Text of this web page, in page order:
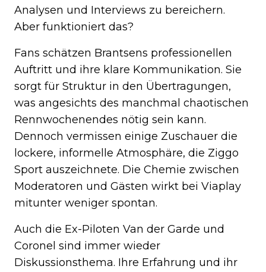
Analysen und Interviews zu bereichern.
Aber funktioniert das?
Fans schätzen Brantsens professionellen
Auftritt und ihre klare Kommunikation. Sie
sorgt für Struktur in den Übertragungen,
was angesichts des manchmal chaotischen
Rennwochenendes nötig sein kann.
Dennoch vermissen einige Zuschauer die
lockere, informelle Atmosphäre, die Ziggo
Sport auszeichnete. Die Chemie zwischen
Moderatoren und Gästen wirkt bei Viaplay
mitunter weniger spontan.
Auch die Ex-Piloten Van der Garde und
Coronel sind immer wieder
Diskussionsthema. Ihre Erfahrung und ihr